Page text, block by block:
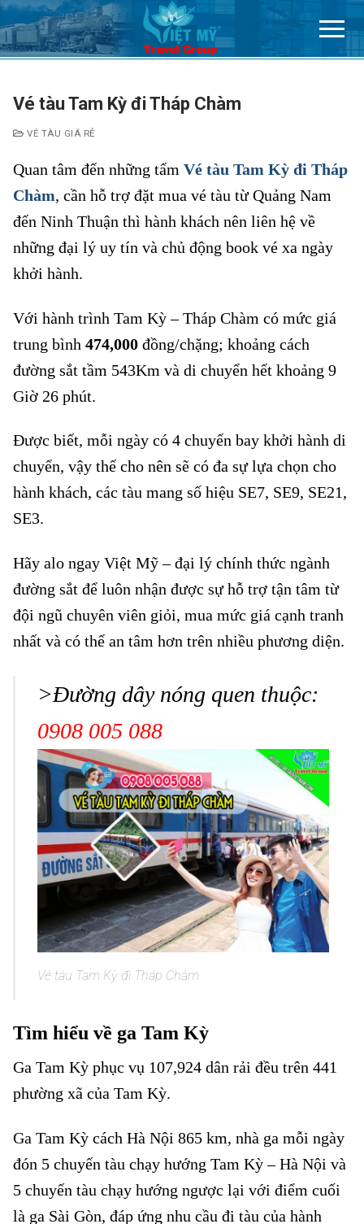
Chuyển
đến
nội
Vé tàu Tam Kỳ đi Tháp Chàm
VÉ TÀU GIÁ RẺ
Quan tâm đến những tấm Vé tàu Tam Kỳ đi Tháp
Chàm, cần hỗ trợ đặt mua vé tàu từ Quảng Nam
đến Ninh Thuận thì hành khách nên liên hệ về
những đại lý uy tín và chủ động book vé xa ngày
khởi hành.
Với hành trình Tam Kỳ – Tháp Chàm có mức giá
trung bình 474,000 đồng/chặng; khoảng cách
đường sắt tầm 543Km và di chuyển hết khoảng 9
Giờ 26 phút.
Được biết, mỗi ngày có 4 chuyến bay khởi hành di
chuyển, vậy thế cho nên sẽ có đa sự lựa chọn cho
hành khách, các tàu mang số hiệu SE7, SE9, SE21,
SE3.
Hãy alo ngay Việt Mỹ– đại lý chính thức ngành
đường sắt để luôn nhận được sự hỗ trợ tận tâm từ
đội ngũ chuyên viên giỏi, mua mức giá cạnh tranh
nhất và có thể an tâm hơn trên nhiều phương diện.
>Đường dây nóng quen thuộc:
0908 005 088
Vé tàu Tam Kỳ đi Tháp Chàm
Tìm hiểu về ga Tam Kỳ
Ga Tam Kỳ phục vụ 107,924 dân rải đều trên 441
phường xã của Tam Kỳ.
Ga Tam Kỳ cách Hà Nội 865 km, nhà ga mỗi ngày
đón 5 chuyến tàu chạy hướng Tam Kỳ – Hà Nội và
5 chuyến tàu chạy hướng ngược lại với điểm cuối
là ga Sài Gòn, đáp ứng nhu cầu đi tàu của hành